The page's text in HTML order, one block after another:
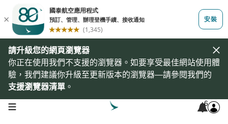
請升級您的網頁瀏覽器
你正在使用我們不支援的瀏覽器。如要享受最佳網站使用體
驗，我們建議你升級至更新版本的瀏覽器—請參閱我們的
支援瀏覽器清單 。
open navigation menu 6